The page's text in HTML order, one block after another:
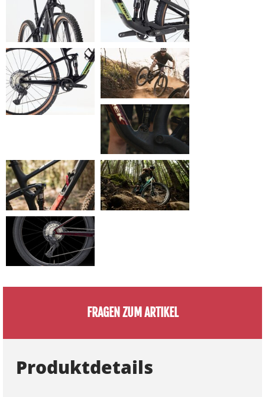
FRAGEN ZUM ARTIKEL
Produktdetails